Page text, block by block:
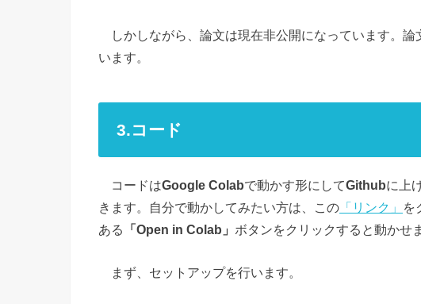
しかしながら、論文は現在非公開になっています。論
います。
3.コード
コードはGoogle Colabで動かす形にしてGithubに上
きます。自分で動かしてみたい方は、この 「リンク」
を
ある
「Open in Colab」 ボタンをクリックすると動かせ
まず、セットアップを行います。